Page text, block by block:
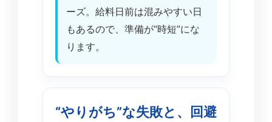
ーズ。給料日前は混みやすい日
もあるので、準備が“時短”にな
ります。
“やりがち”な失敗と、回避